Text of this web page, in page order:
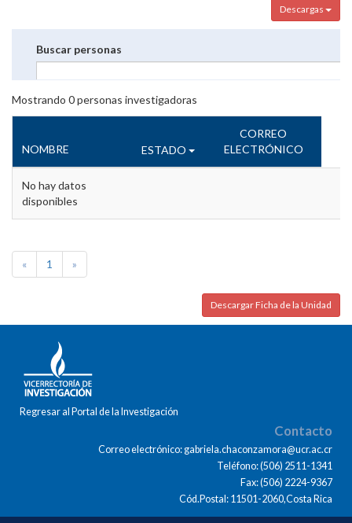
Descargas
Buscar personas
Mostrando 0personas investigadoras
NOMBRE ESTADO
CORREO
ELECTRÓNICO
No hay datos
disponibles
« 1 »
Descargar Ficha de la Unidad
Regresar al Portal de la Investigación
Contacto
Correo electrónico: gabriela.chaconzamora@ucr.ac.cr
Teléfono: (506) 2511-1341
Fax: (506) 2224-9367
Cód.Postal: 11501-2060,Costa Rica